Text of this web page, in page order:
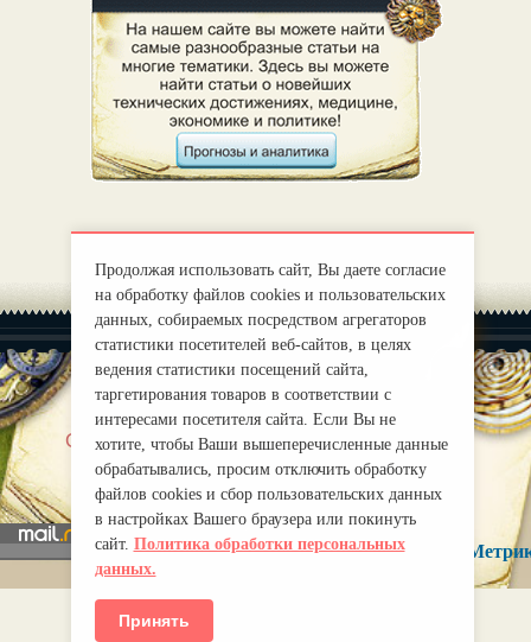
О нас
Правила
mirprognoz@mail.ru
Продолжая использовать сайт, Вы даете согласие
на обработку файлов cookies и пользовательских
данных, собираемых посредством агрегаторов
статистики посетителей веб-сайтов, в целях
ведения статистики посещений сайта,
таргетирования товаров в соответствии с
интересами посетителя сайта. Если Вы не
хотите, чтобы Ваши вышеперечисленные данные
обрабатывались, просим отключить обработку
файлов cookies и сбор пользовательских данных
в настройках Вашего браузера или покинуть
сайт. Политика обработки персональных
данных.
Принять